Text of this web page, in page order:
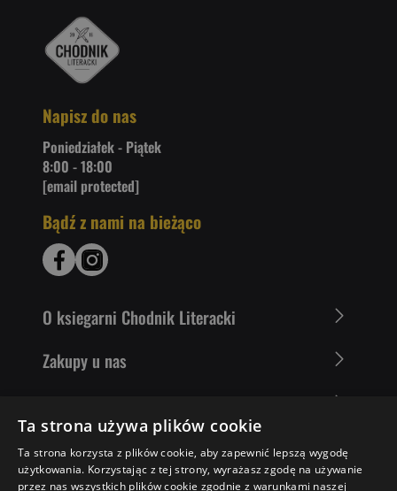
Napisz do nas
Poniedziałek - Piątek
8:00 - 18:00
[email protected]
Bądź z nami na bieżąco
O ksiegarni Chodnik Literacki
Zakupy u nas
Literaci polecają
Ta strona używa plików cookie
Ta strona korzysta z plików cookie, aby zapewnić lepszą wygodę
użytkowania. Korzystając z tej strony, wyrażasz zgodę na używanie
przez nas wszystkich plików cookie zgodnie z warunkami naszej